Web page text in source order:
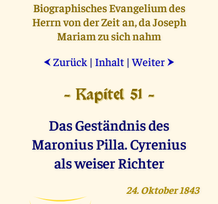
Biographisches Evangelium des
Herrn von der Zeit an, da Joseph
Mariam zu sich nahm
⮜ Zurück | Inhalt |Weiter ⮞
- Kapitel 51 -
Das Geständnis des
Maronius Pilla. Cyrenius
als weiser Richter
24. Oktober 1843